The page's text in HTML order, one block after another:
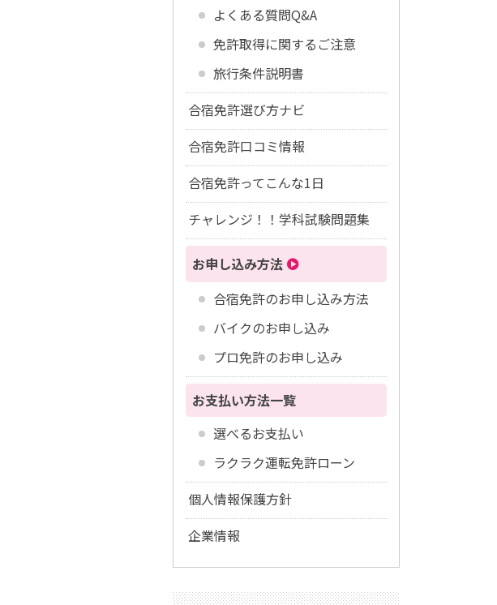
よくある質問Q&A
免許取得に関するご注意
旅行条件説明書
合宿免許選び方ナビ
合宿免許口コミ情報
合宿免許ってこんな1日
チャレンジ！！学科試験問題集
お申し込み方法
合宿免許のお申し込み方法
バイクのお申し込み
プロ免許のお申し込み
お支払い方法一覧
選べるお支払い
ラクラク運転免許ローン
個人情報保護方針
企業情報